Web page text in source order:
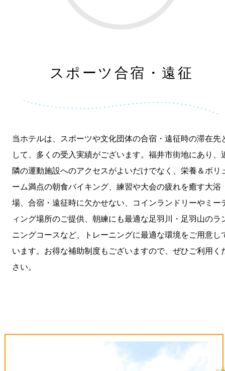
スポーツ合宿・遠征
当ホテルは、スポーツや文化団体の合宿・遠征時の滞在先
して、多くの受入実績がございます。福井市街地にあり、
隣の運動施設へのアクセスがよいだけでなく、栄養＆ボリ
ーム満点の朝食バイキング、練習や大会の疲れを癒す大浴
場、合宿・遠征時に欠かせない、コインランドリーやミー
ィング場所のご提供、朝練にも最適な足羽川・足羽山のラ
ニングコースなど、トレーニングに最適な環境をご用意し
います。お得な補助制度もございますので、ぜひご利用く
さい。